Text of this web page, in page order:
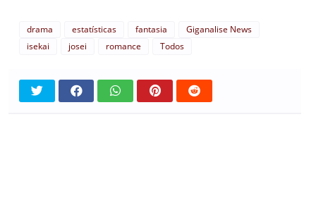
drama estatísticas fantasia
Giganalise News
isekai
josei romance Todos